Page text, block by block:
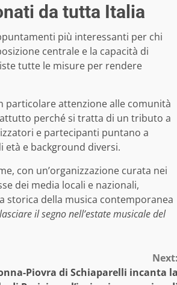
da tutta Italia
più interessanti per chi
centrale e la capacità di
tutte le misure per rendere
particolare attenzione alle comunità
perché si tratta di un tributo a
e partecipanti puntano a
età e background diversi.
con un’organizzazione curata nei
dei media locali e nazionali,
storica della musica contemporanea
il segno nell’estate musicale del
Piovra di Schiaparelli incanta